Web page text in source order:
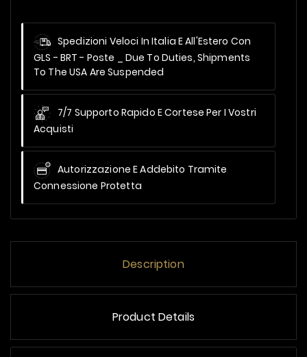
Spedizioni Veloci In Italia E All'Estero Con
GLS - BRT - Poste _ Due To Duties, Shipments
To The USA Are Suspended
7/7 Supporto Rapido E Cortese Per I Vostri
Acquisti
Autorizzazione E Addebito Tramite
Connessione Protetta
Description
Product Details